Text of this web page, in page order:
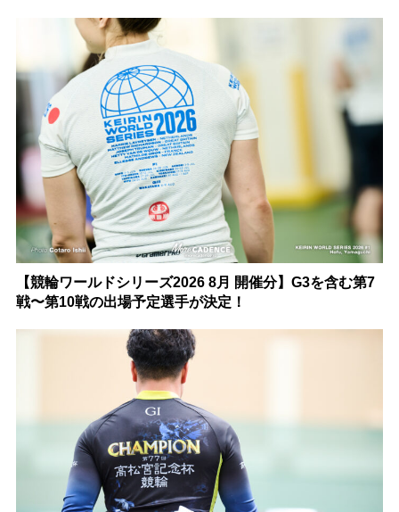
【競輪ワールドシリーズ2026 8月 開催分】G3を含む第7
戦〜第10戦の出場予定選手が決定！